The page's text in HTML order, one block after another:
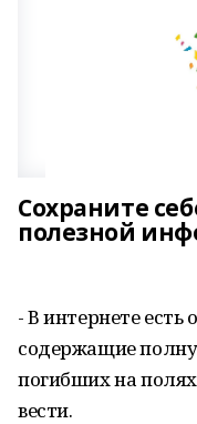
Сохраните
полезной
- В интернете
содержащие
погибших на
вести.